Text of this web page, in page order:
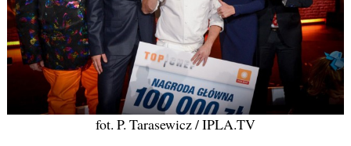
fot. P. Tarasewicz / IPLA.TV